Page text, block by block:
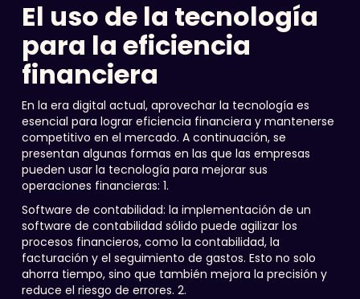
El uso de la tecnología
para la eficiencia
financiera
En la era digital actual, aprovechar la tecnología es
esencial para lograr eficiencia financiera y mantenerse
competitivo en el mercado. A continuación, se
presentan algunas formas en las que las empresas
pueden usar la tecnología para mejorar sus
operaciones financieras: 1.
Software de contabilidad: la implementación de un
software de contabilidad sólido puede agilizar los
procesos financieros, como la contabilidad, la
facturación y el seguimiento de gastos. Esto no solo
ahorra tiempo, sino que también mejora la precisión y
reduce el riesgo de errores. 2.